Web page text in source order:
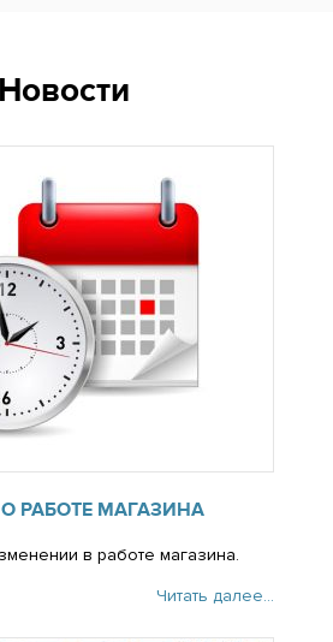
Новости
РАБОТЕ МАГАЗИНА
в работе магазина.
Читать далее...